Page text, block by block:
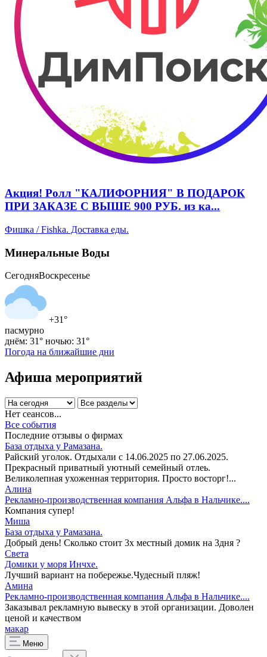
Акция! Ролл "КАЛИФОРНИЯ" В ПОДАРОК
ПРИ ЗАКАЗЕ С ВЫШЕ 900 РУБ. из ка...
Фишка / Fishka. Доставка еды.
Минеральные Воды
СегодняВоскресенье
+31°
пасмурно
днём: 31° ночью: 31°
Погода на ближайшие дни
Афиша мероприятий
Нет сеансов...
Все события
Последние отзывы о фирмах
База отдыха у Рамазана.
Райский уголок. Отдыхали с 14.06.2025 по 27.06.2025.
Прекрасный приватный уютный семейный отлеь.
Великолепная ухоженная территория. Просто восторг!...
Алина
Рекламно-производственная компания Альфа в Нальчике....
Компания супер!
Миша
База отдыха у Рамазана.
Добрый день! Сколько стоит 3х местный домик на 3дня ?
Света
Домики у моря Инчхе.
Лучший вариант на побережье.Чудесный пляж!
Амина
Рекламно-производственная компания Альфа в Нальчике....
Заказывал рекламную вывеску в этой организации. Доволен
ценой и качеством
макар
Меню